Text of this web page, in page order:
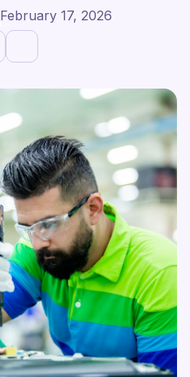
February 17, 2026